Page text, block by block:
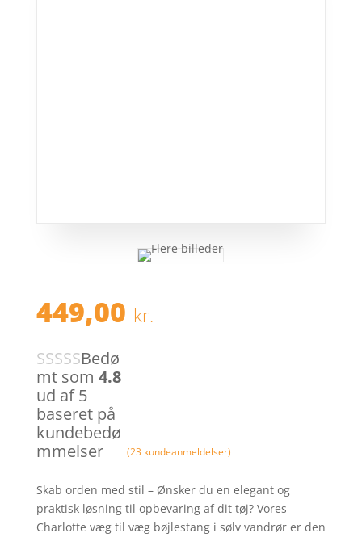
449,00 kr.
Bedø
mt som 4.8
ud af 5
baseret på
kundebedø
mmelser
(23kundeanmeldelser)
Skab orden med stil – Ønsker du en elegant og
praktisk løsning til opbevaring af dit tøj? Vores
Charlotte væg til væg bøjlestang i sølv vandrør er den